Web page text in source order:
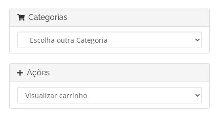
Categorias
Ações